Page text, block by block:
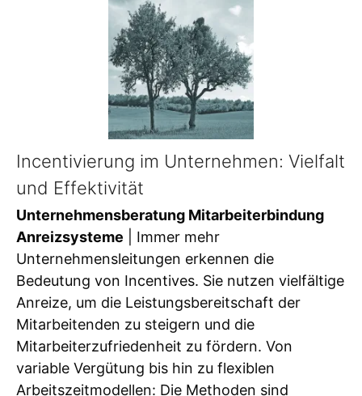
Incentivierung im Unternehmen: Vielfalt
und Effektivität
Unternehmensberatung Mitarbeiterbindung
Anreizsysteme | Immer mehr
Unternehmensleitungen erkennen die
Bedeutung von Incentives. Sie nutzen vielfältige
Anreize, um die Leistungsbereitschaft der
Mitarbeitenden zu steigern und die
Mitarbeiterzufriedenheit zu fördern. Von
variable Vergütung bis hin zu flexiblen
Arbeitszeitmodellen: Die Methoden sind